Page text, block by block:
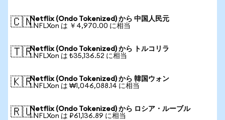
🇨🇳Netflix (Ondo Tokenized) から 中国人民元
1 NFLXon は ￥4,970.00 に相当
🇹🇷Netflix (Ondo Tokenized) から トルコリラ
1 NFLXon は ₺35,136.52 に相当
🇰🇷Netflix (Ondo Tokenized) から 韓国ウォン
1 NFLXon は ₩1,046,088.14 に相当
🇷🇺Netflix (Ondo Tokenized) から ロシア・ルーブル
1 NFLXon は ₽61,136.89 に相当